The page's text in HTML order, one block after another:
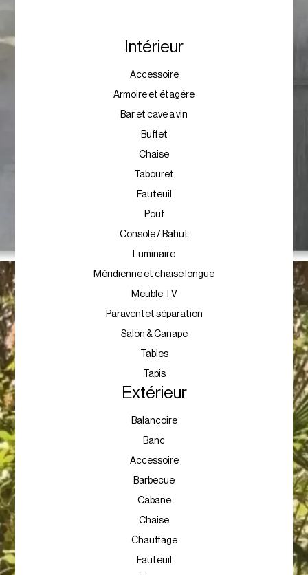
Intérieur
Accessoire
Armoire et étagére
Bar et cave a vin
Buffet
Chaise
Tabouret
Fauteuil
Pouf
Console / Bahut
Luminaire
Méridienne et chaise longue
Meuble TV
Paraventet séparation
Salon & Canape
Tables
Tapis
Extérieur
Balancoire
Banc
Accessoire
Barbecue
Cabane
Chaise
Chauffage
Fauteuil